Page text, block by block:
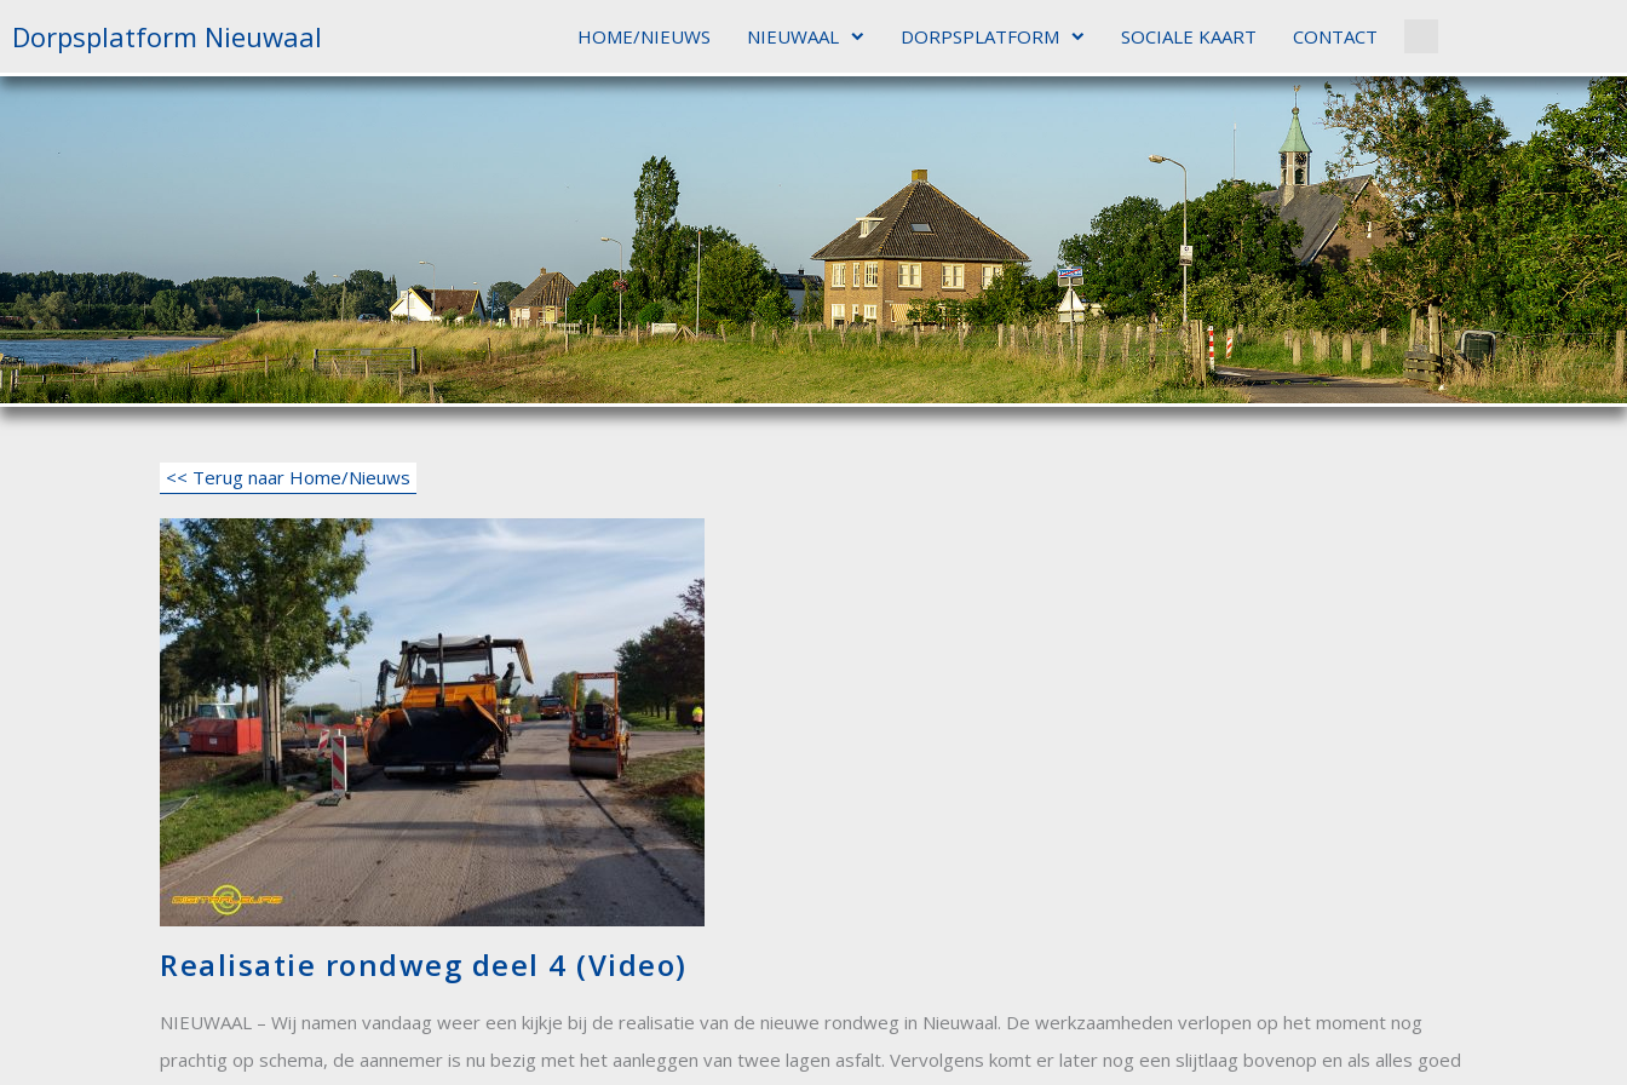
naar
de
Dorpsplatform Nieuwaal HOME/NIEUWS NIEUWAAL DORPSPLATFORM SOCIALE KAART CONTACT
<< Terug naar Home/Nieuws
Realisatie rondweg deel 4 (Video)
NIEUWAAL – Wij namen vandaag weer een kijkje bij de realisatie van de nieuwe rondweg in Nieuwaal. De werkzaamheden verlopen op het moment nog
prachtig op schema, de aannemer is nu bezig met het aanleggen van twee lagen asfalt. Vervolgens komt er later nog een slijtlaag bovenop en als alles goed